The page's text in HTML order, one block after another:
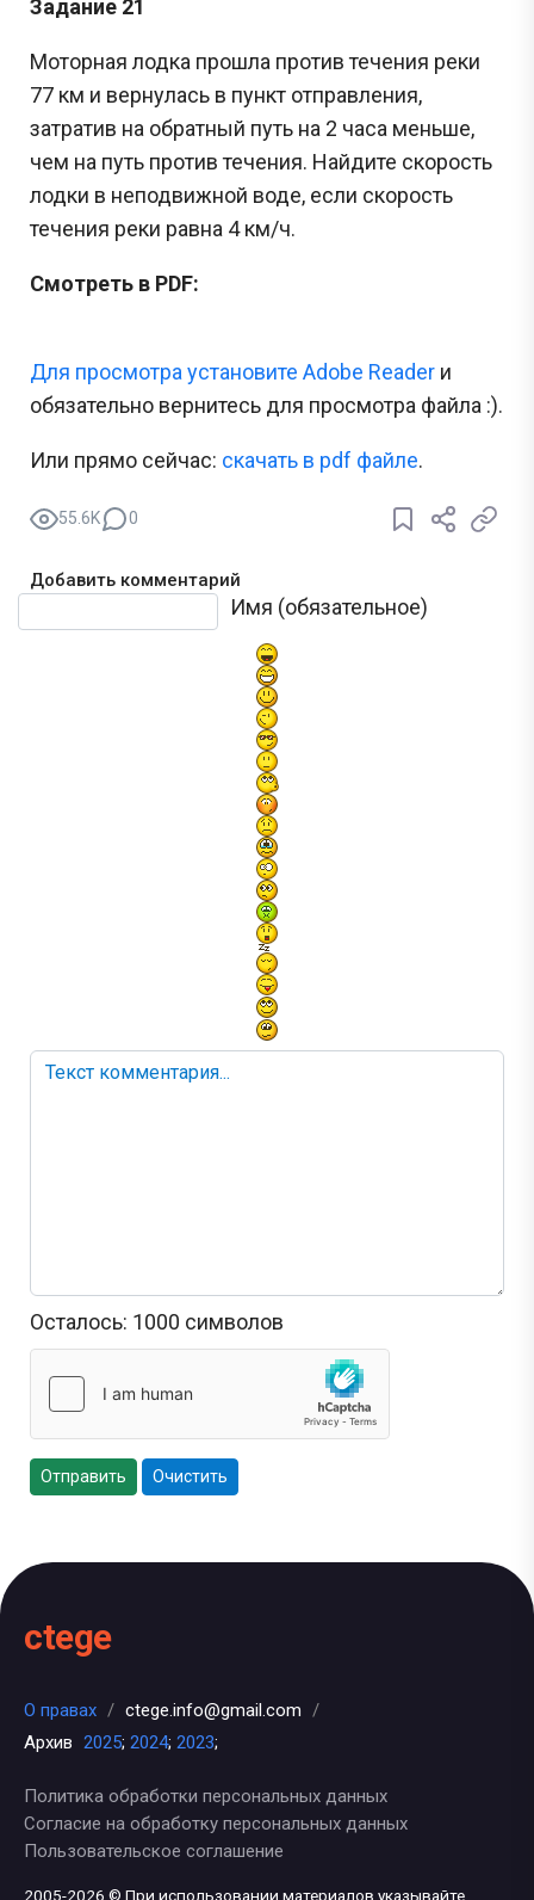
Задание 21
Моторная лодка прошла против течения реки
77 км и вернулась в пункт отправления,
затратив на обратный путь на 2 часа меньше,
чем на путь против течения. Найдите скорость
лодки в неподвижной воде, если скорость
течения реки равна 4 км/ч.
Смотреть в PDF:
Для просмотра установите Adobe Reader и
обязательно вернитесь для просмотра файла :).
Или прямо сейчас: cкачать в pdf файле.
55.6K 0
Добавить комментарий
Имя (обязательное)
Осталось: 1000 символов
Отправить Очистить
ctege
О правах / ctege.info@gmail.com /
Архив 2025; 2024; 2023;
Политика обработки персональных данных
Согласие на обработку персональных данных
Пользовательское соглашение
2005-2026 © При использовании материалов указывайте